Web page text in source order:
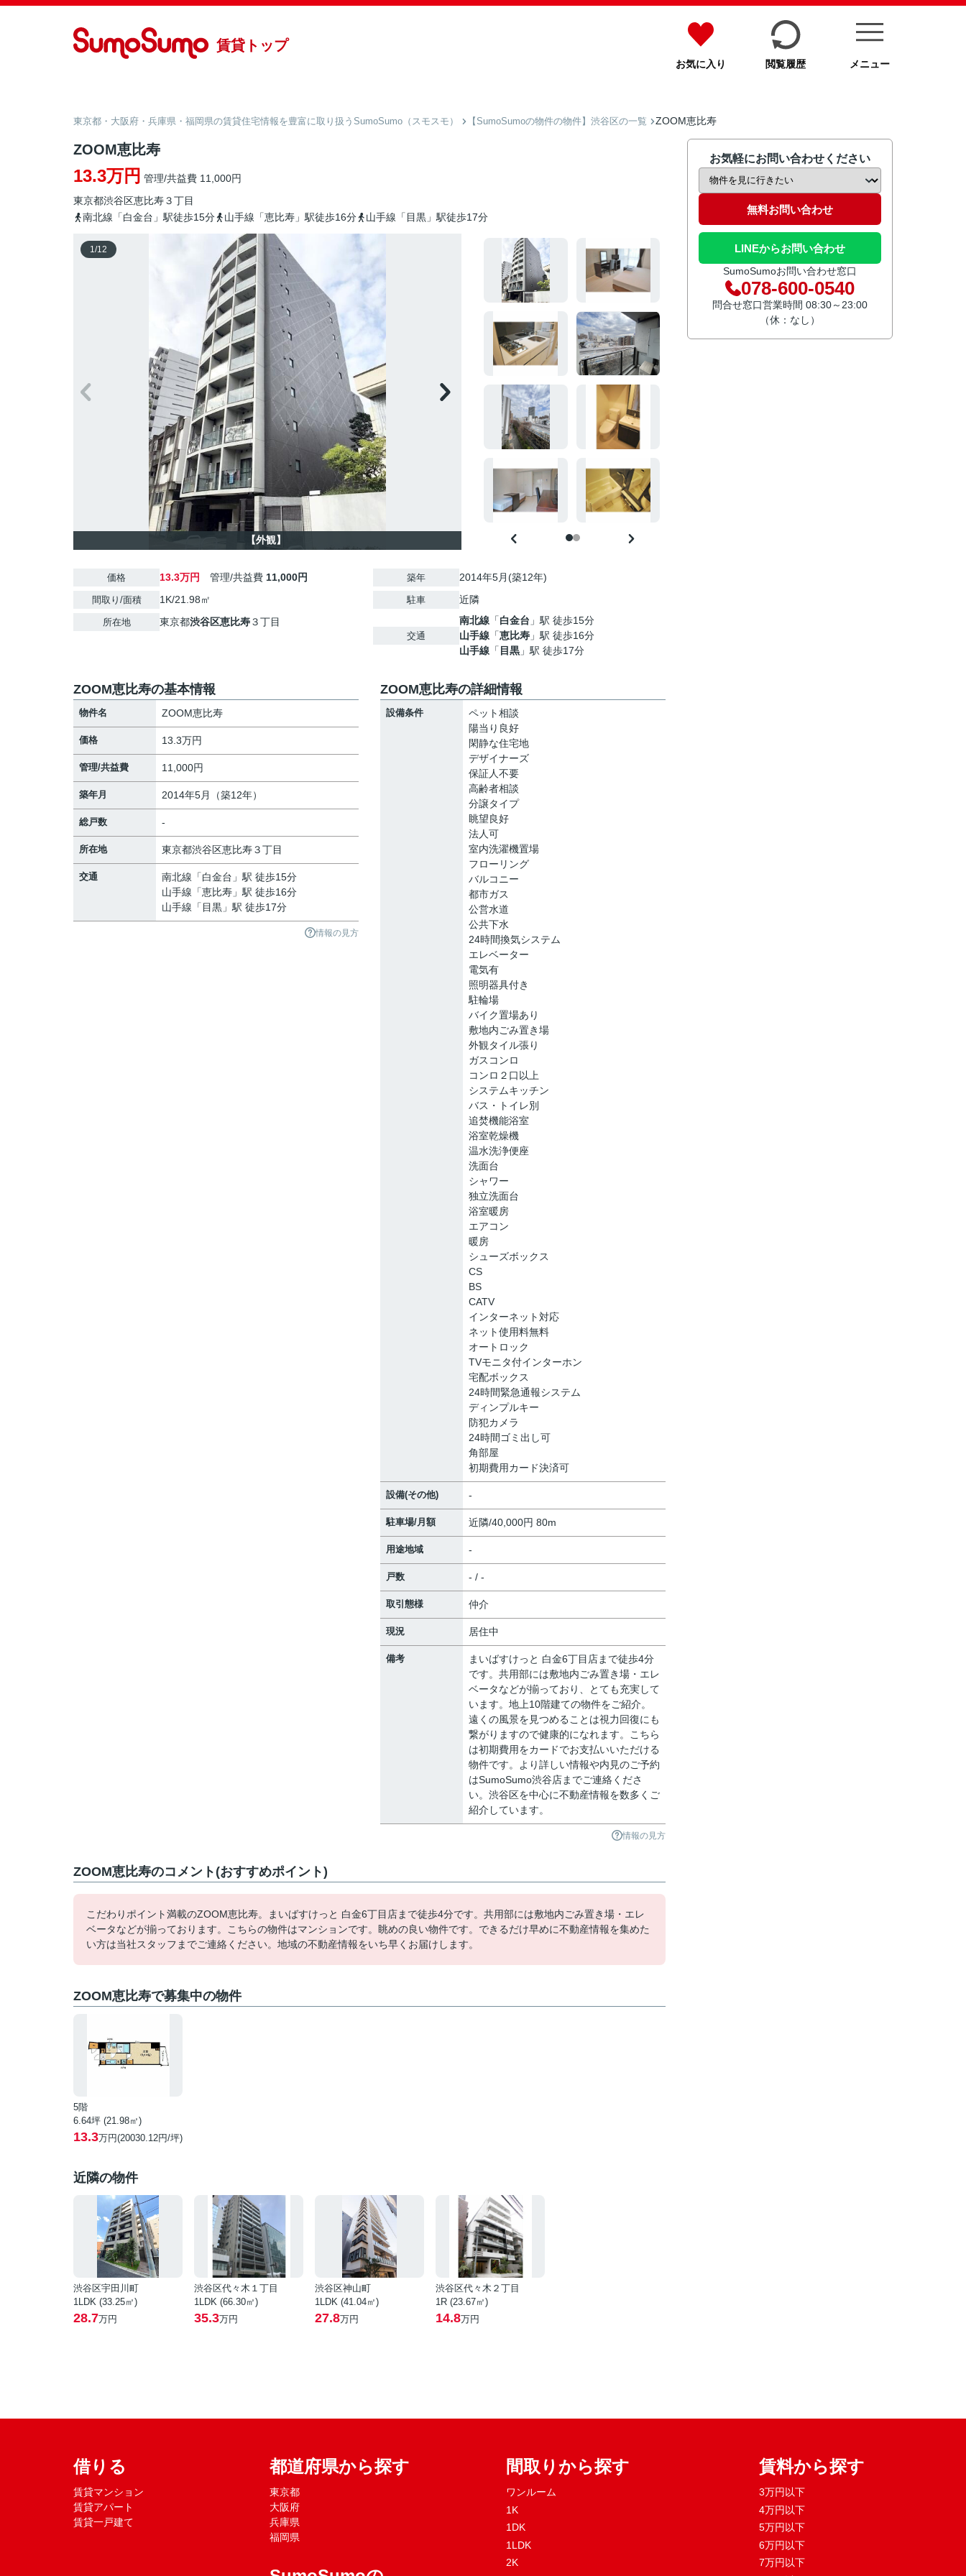
賃貸トップ
お気に入り 閲覧履歴 メニュー
東京都・大阪府・兵庫県・福岡県の賃貸住宅情報を豊富に取り扱うSumoSumo（スモスモ） 【SumoSumoの物件の物件】渋谷区の一覧 ZOOM恵比寿
ZOOM恵比寿
13.3万円 管理/共益費 11,000円
東京都渋谷区恵比寿３丁目
南北線「白金台」駅徒歩15分
山手線「恵比寿」駅徒歩16分 山手線「目黒」駅徒歩17分
1/12
【外観】
価格 13.3万円 管理/共益費 11,000円
間取り/面積 1K/21.98㎡
所在地 東京都渋谷区恵比寿３丁目
築年 2014年5月(築12年)
駐車 近隣
交通
南北線 「白金台 」駅 徒歩15分
山手線 「恵比寿 」駅 徒歩16分
山手線 「 目黒 」駅 徒歩17分
ZOOM恵比寿の基本情報
物件名 ZOOM恵比寿
価格 13.3万円
管理/共益費 11,000円
築年月 2014年5月（築12年）
総戸数 -
所在地 東京都渋谷区恵比寿３丁目
交通 南北線 「白金台 」駅 徒歩15分
山手線 「恵比寿 」駅 徒歩16分
山手線 「 目黒 」駅 徒歩17分
情報の見方
ZOOM恵比寿の詳細情報
設備条件
ペット相談
陽当り良好
閑静な住宅地
デザイナーズ
保証人不要
高齢者相談
分譲タイプ
眺望良好
法人可
室内洗濯機置場
フローリング
バルコニー
都市ガス
公営水道
公共下水
24時間換気システム
エレベーター
電気有
照明器具付き
駐輪場
バイク置場あり
敷地内ごみ置き場
外観タイル張り
ガスコンロ
コンロ２口以上
システムキッチン
バス・トイレ別
追焚機能浴室
浴室乾燥機
温水洗浄便座
洗面台
シャワー
独立洗面台
浴室暖房
エアコン
暖房
シューズボックス
CS
BS
CATV
インターネット対応
ネット使用料無料
オートロック
TVモニタ付インターホン
宅配ボックス
24時間緊急通報システム
ディンプルキー
防犯カメラ
24時間ゴミ出し可
角部屋
初期費用カード決済可
設備(その他) -
駐車場/月額 近隣/40,000円 80m
用途地域 -
戸数 - / -
取引態様 仲介
現況 居住中
備考
まいばすけっと 白金6丁目店まで徒歩4分
です。共用部には敷地内ごみ置き場・エレ
ベータなどが揃っており、とても充実して
います。地上10階建ての物件をご紹介。
遠くの風景を見つめることは視力回復にも
繋がりますので健康的になれます。こちら
は初期費用をカードでお支払いいただける
物件です。より詳しい情報や内見のご予約
はSumoSumo渋谷店までご連絡くださ
い。渋谷区を中心に不動産情報を数多くご
紹介しています。
情報の見方
ZOOM恵比寿のコメント(おすすめポイント)
こだわりポイント満載のZOOM恵比寿。まいばすけっと 白金6丁目店まで徒歩4分です。共用部には敷地内ごみ置き場・エレ
ベータなどが揃っております。こちらの物件はマンションです。眺めの良い物件です。できるだけ早めに不動産情報を集めた
い方は当社スタッフまでご連絡ください。地域の不動産情報をいち早くお届けします。
ZOOM恵比寿で募集中の物件
5階
6.64坪 (21.98㎡)
13.3万円(20030.12円/坪)
近隣の物件
渋谷区宇田川町
1LDK (33.25㎡)
28.7万円
渋谷区代々木１丁目
1LDK (66.30㎡)
35.3万円
渋谷区神山町
1LDK (41.04㎡)
27.8万円
渋谷区代々木２丁目
1R (23.67㎡)
14.8万円
お気軽にお問い合わせください
無料お問い合わせ
LINEからお問い合わせ
SumoSumoお問い合わせ窓口
078-600-0540
問合せ窓口営業時間 08:30～23:00
（休：なし）
借りる
賃貸マンション
賃貸アパート
賃貸一戸建て
都道府県から探す
東京都
大阪府
兵庫県
福岡県
間取りから探す
ワンルーム
1K
1DK
1LDK
2K
賃料から探す
3万円以下
4万円以下
5万円以下
6万円以下
7万円以下